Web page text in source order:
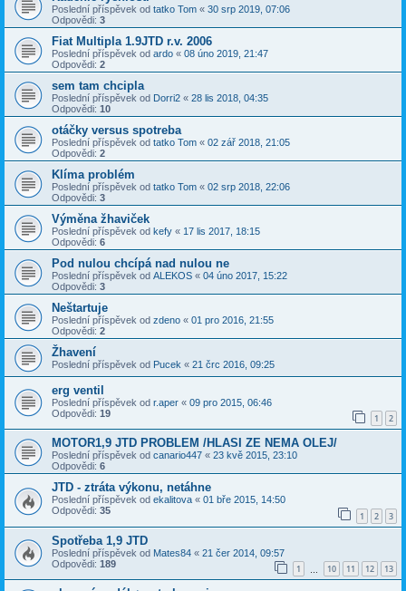
Poslední příspěvek od tatko Tom « 30 srp 2019, 07:06
Odpovědi: 3
Fiat Multipla 1.9JTD r.v. 2006
Poslední příspěvek od ardo « 08 úno 2019, 21:47
Odpovědi: 2
sem tam chcipla
Poslední příspěvek od Dorri2 « 28 lis 2018, 04:35
Odpovědi: 10
otáčky versus spotreba
Poslední příspěvek od tatko Tom « 02 zář 2018, 21:05
Odpovědi: 2
Klíma problém
Poslední příspěvek od tatko Tom « 02 srp 2018, 22:06
Odpovědi: 3
Výměna žhaviček
Poslední příspěvek od kefy « 17 lis 2017, 18:15
Odpovědi: 6
Pod nulou chcípá nad nulou ne
Poslední příspěvek od ALEKOS « 04 úno 2017, 15:22
Odpovědi: 3
Neštartuje
Poslední příspěvek od zdeno « 01 pro 2016, 21:55
Odpovědi: 2
Žhavení
Poslední příspěvek od Pucek « 21 črc 2016, 09:25
erg ventil
Poslední příspěvek od r.aper « 09 pro 2015, 06:46
Odpovědi: 19 1 2
MOTOR1,9 JTD PROBLEM /HLASI ZE NEMA OLEJ/
Poslední příspěvek od canario447 « 23 kvě 2015, 23:10
Odpovědi: 6
JTD - ztráta výkonu, netáhne
Poslední příspěvek od ekalitova « 01 bře 2015, 14:50
Odpovědi: 35 1 2 3
Spotřeba 1,9 JTD
Poslední příspěvek od Mates84 « 21 čer 2014, 09:57
Odpovědi: 189 1 10 11 12 13